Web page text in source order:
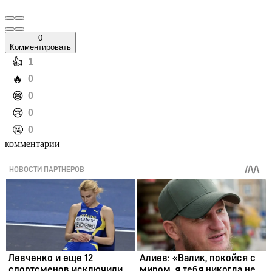
0
Комментировать
️👍 1
️🔥 0
️😄 0
️😢 0
️🤬 0
комментарии